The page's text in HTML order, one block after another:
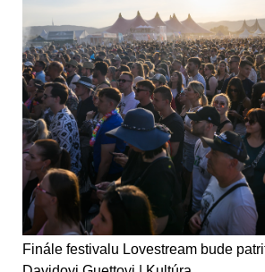
Finále festivalu Lovestream bude